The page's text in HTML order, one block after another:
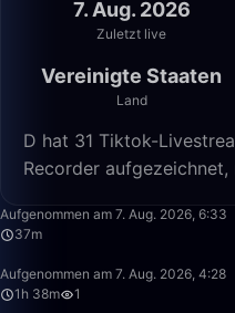
7. Aug. 2026
Zuletzt live
Vereinigte Staaten
Land
D hat 31 Tiktok-
Recorder
Aufgenommen am 7. Aug. 2026, 6:33
37m
Aufgenommen am 7. Aug. 2026, 4:28
1h 38m
1